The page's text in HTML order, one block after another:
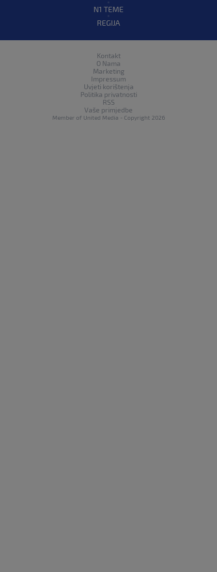
N1 TEME
REGIJA
Kontakt
O Nama
Marketing
Impressum
Uvjeti korištenja
Politika privatnosti
RSS
Vaše primjedbe
Member of United Media - Copyright 2026